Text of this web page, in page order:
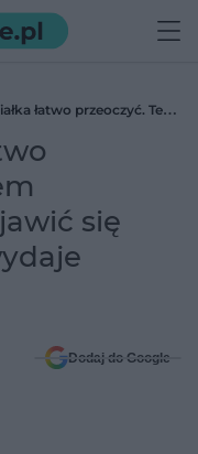
łatwo przeoczyć. Te
niż się wydaje
się
Dodaj do Google